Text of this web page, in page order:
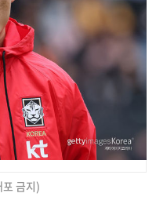
금지)